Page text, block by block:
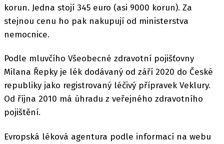
korun. Jedna stojí 345 euro (asi 9000 korun). Za
stejnou cenu ho pak nakupují od ministerstva
nemocnice.
Podle mluvčího Všeobecné zdravotní pojišťovny
Milana Řepky je lék dodávaný od září 2020 do České
republiky jako registrovaný léčivý přípravek Veklury.
Od října 2010 má úhradu z veřejného zdravotního
pojištění.
Evropská léková agentura podle informací na webu